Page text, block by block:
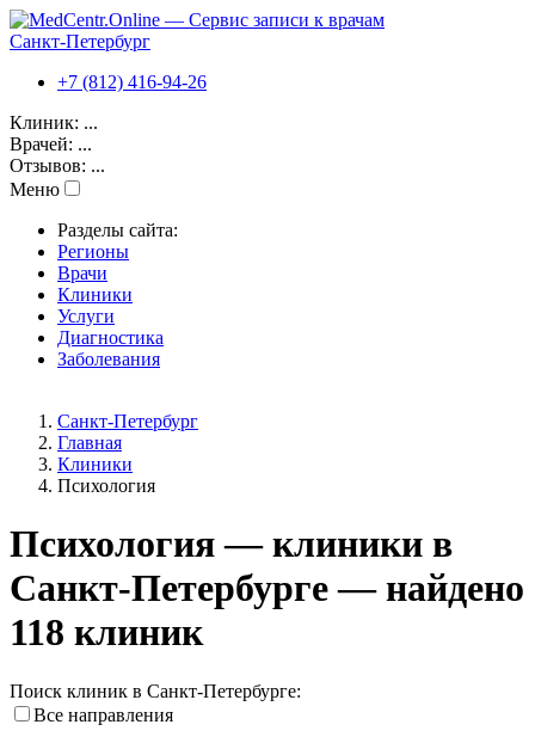
Санкт-Петербург
+7 (812) 416-94-26
Клиник: ...
Врачей: ...
Отзывов: ...
Меню
Разделы сайта:
Регионы
Врачи
Клиники
Услуги
Диагностика
Заболевания
Санкт-Петербург
Главная
Клиники
Психология
Психология — клиники в
Санкт-Петербурге — найдено
118 клиник
Поиск клиник в Санкт-Петербурге:
Все направления